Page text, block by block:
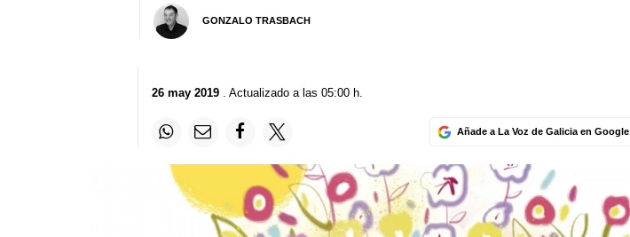
GONZALO TRASBACH
26 may 2019. Actualizado a las 05:00 h.
Añade a La Voz de Galicia en Google